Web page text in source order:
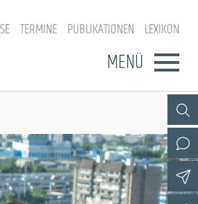
TERMINE PUBLIKATIONEN LEXIKON
MENÜ